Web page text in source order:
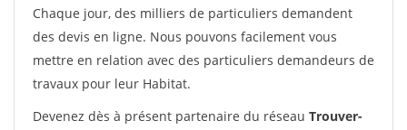
Chaque jour, des milliers de particuliers demandent
des devis en ligne. Nous pouvons facilement vous
mettre en relation avec des particuliers demandeurs de
travaux pour leur Habitat.
Devenez dès à présent partenaire du réseau Trouver-